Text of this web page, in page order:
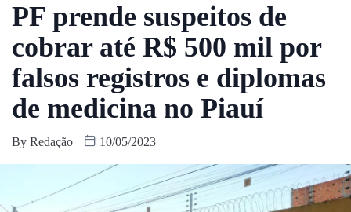
PF prende suspeitos de
cobrar até R$ 500 mil por
falsos registros e diplomas
de medicina no Piauí
By Redação 10/05/2023